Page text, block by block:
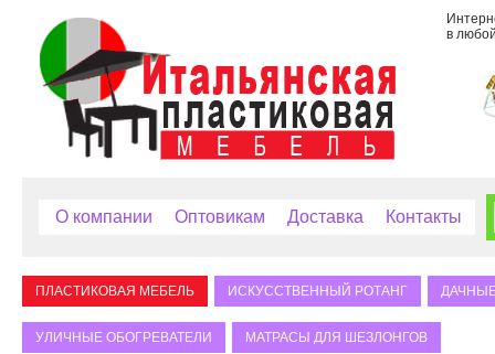
в
О компании Оптовикам Доставка Контакты
ПЛАСТИКОВАЯ МЕБЕЛЬ ИСКУССТВЕННЫЙ РОТАНГ
УЛИЧНЫЕ ОБОГРЕВАТЕЛИ МАТРАСЫ ДЛЯ ШЕЗЛОНГОВ